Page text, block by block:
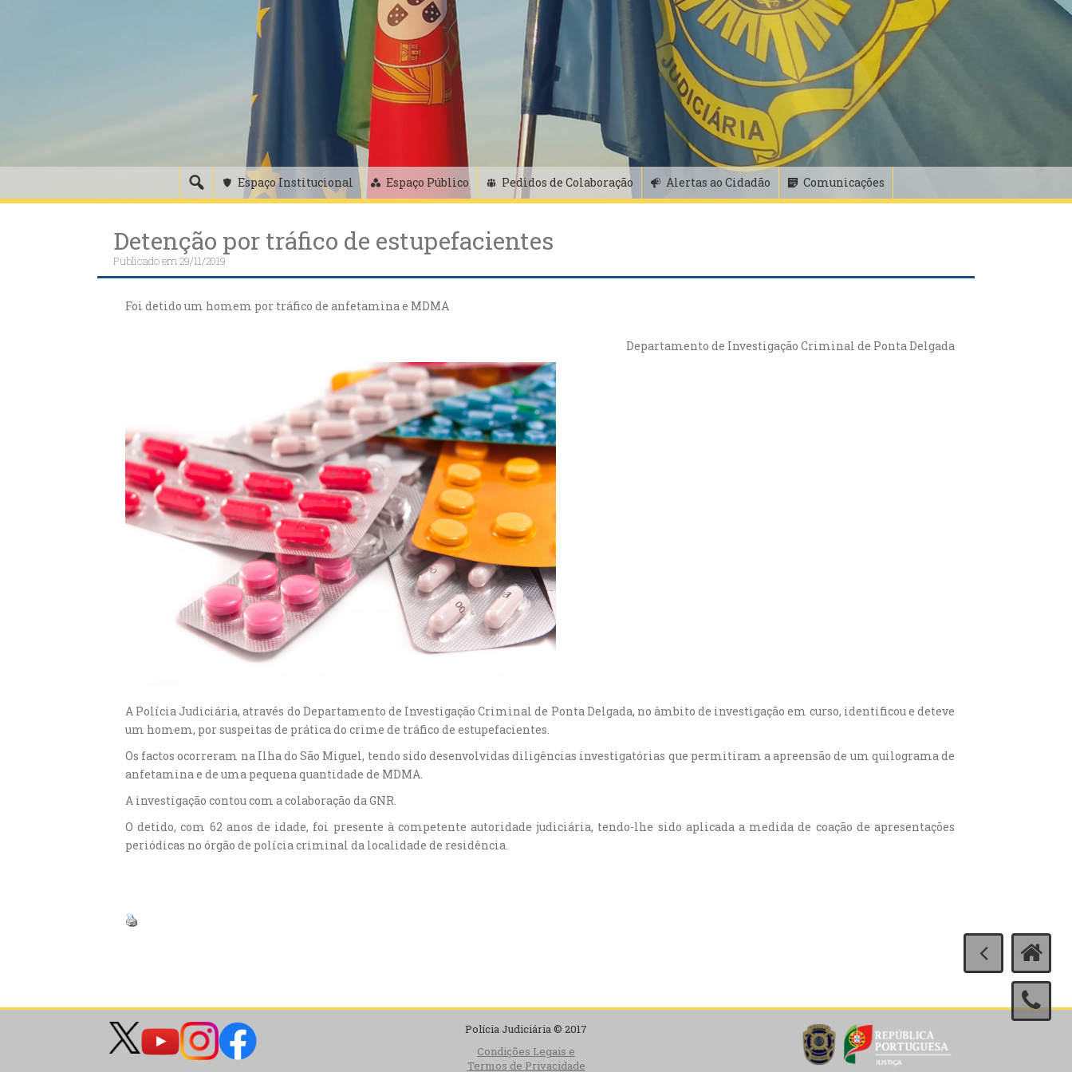
Espaço Institucional Espaço Público Pedidos de Colaboração Alertas ao Cidadão Comunicações
Detenção por tráfico de estupefacientes
Publicado em29/11/2019
Foi detido um homem por tráfico de anfetamina e MDMA
Departamento de Investigação Criminal de Ponta Delgada
A Polícia Judiciária, através do Departamento de Investigação Criminal de Ponta Delgada, no âmbito de investigação em curso, identificou e deteve
um homem, por suspeitas de prática do crime de tráfico de estupefacientes.
Os factos ocorreram na Ilha do São Miguel, tendo sido desenvolvidas diligências investigatórias que permitiram a apreensão de um quilograma de
anfetamina e de uma pequena quantidade de MDMA.
A investigação contou com a colaboração da GNR.
O detido, com 62 anos de idade, foi presente à competente autoridade judiciária, tendo-lhe sido aplicada a medida de coação de apresentações
periódicas no órgão de polícia criminal da localidade de residência.
Polícia Judiciária © 2017
Condições Legais e
Termos de Privacidade